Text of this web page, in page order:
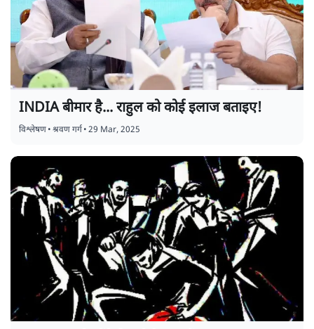
INDIA बीमार है... राहुल को कोई इलाज बताइए!
विश्लेषण•श्रवण गर्ग•29 Mar, 2025